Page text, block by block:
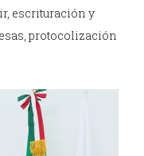
escrituración y
protocolización